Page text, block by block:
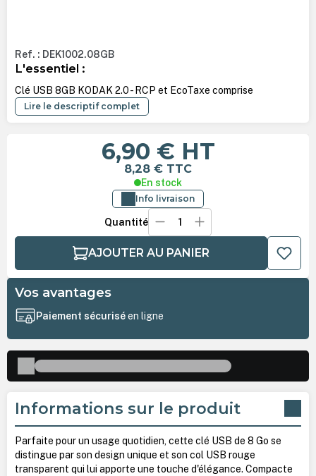
Ref. : DEK1002.08GB
L'essentiel :
Clé USB 8GB KODAK 2.0 - RCP et EcoTaxe comprise
Lire le descriptif complet
6,90 € HT
8,28 € TTC
En stock
Info livraison
Quantité
AJOUTER AU PANIER
Vos avantages
Paiement sécuriséen ligne
Informations sur le produit
Parfaite pour un usage quotidien, cette clé USB de 8 Go se
distingue par son design unique et son col USB rouge
transparent qui lui apporte une touche d'élégance. Compacte